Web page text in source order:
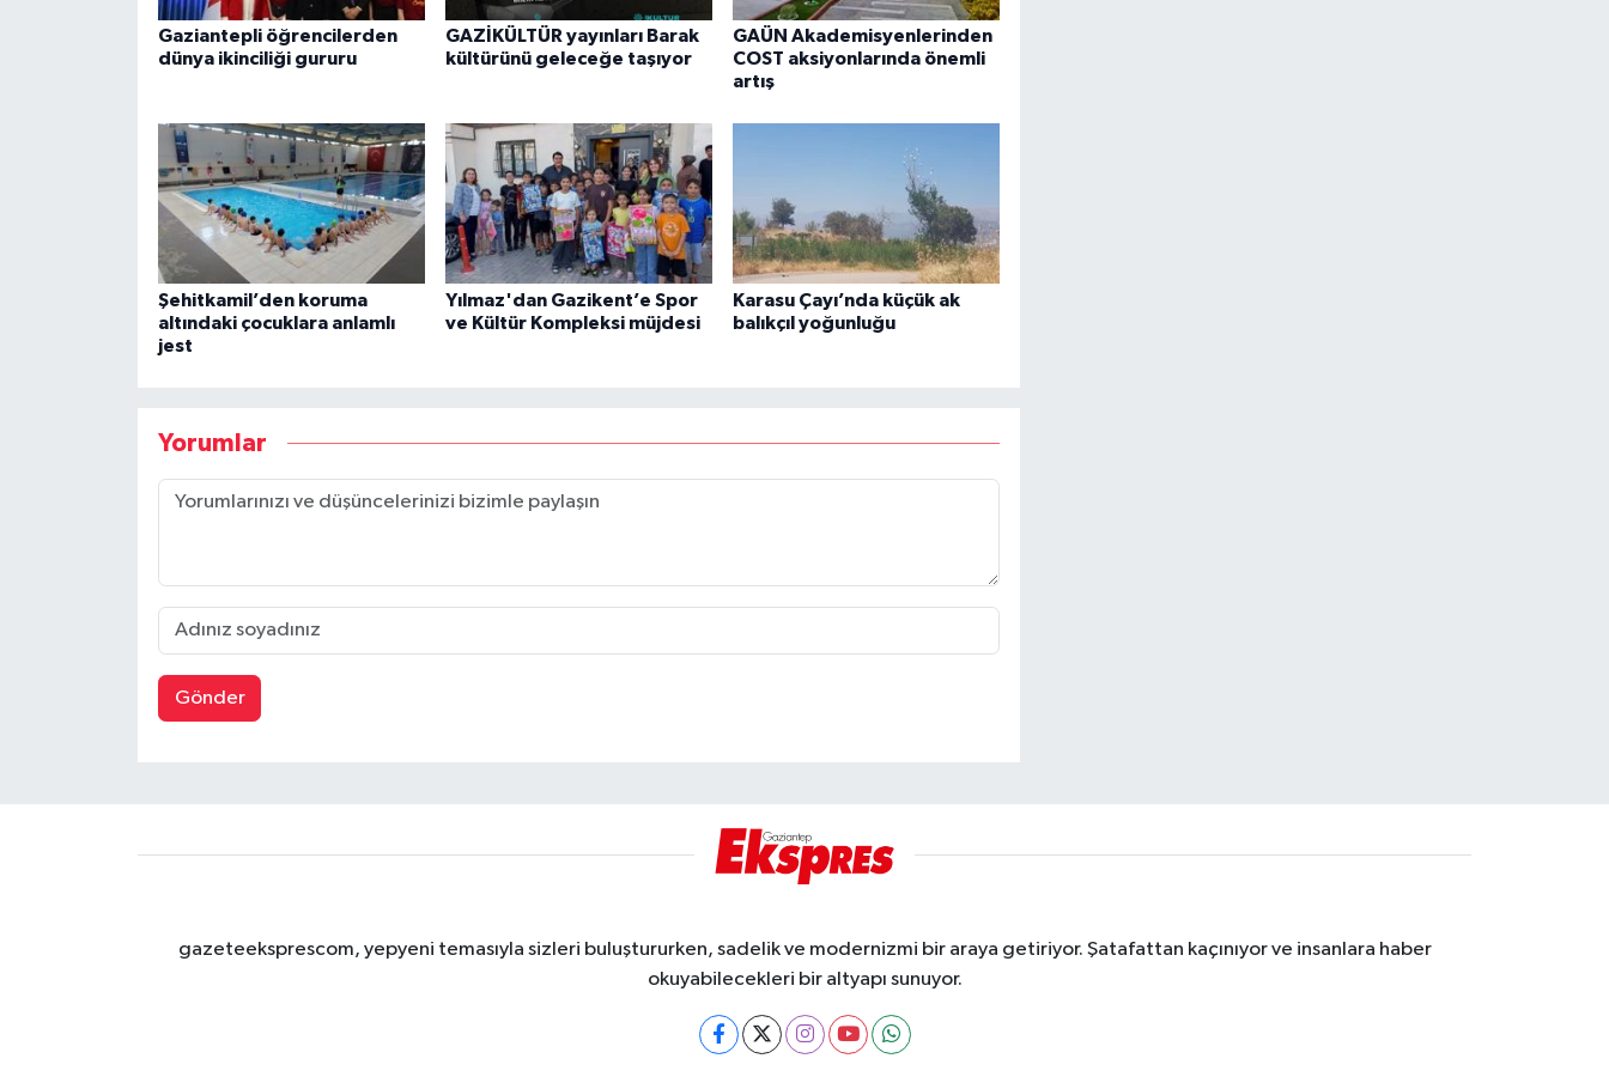
Gaziantepli öğrencilerden
dünya ikinciliği gururu
GAZİKÜLTÜR yayınları Barak
kültürünü geleceğe taşıyor
GAÜN Akademisyenlerinden
COST aksiyonlarında önemli
artış
Şehitkamil’den koruma
altındaki çocuklara anlamlı
jest
Yılmaz'dan Gazikent’e Spor
ve Kültür Kompleksi müjdesi
Karasu Çayı’nda küçük ak
balıkçıl yoğunluğu
Yorumlar
Gönder
gazeteeksprescom, yepyeni temasıyla sizleri buluştururken, sadelik ve modernizmi bir araya getiriyor. Şatafattan kaçınıyor ve insanlara haber
okuyabilecekleri bir altyapı sunuyor.